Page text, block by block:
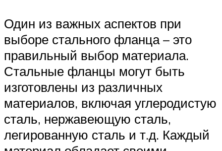
Один из важных аспектов при
выборе стального фланца – это
правильный выбор материала.
Стальные фланцы могут быть
изготовлены из различных
материалов, включая углеродистую
сталь, нержавеющую сталь,
легированную сталь и т.д. Каждый